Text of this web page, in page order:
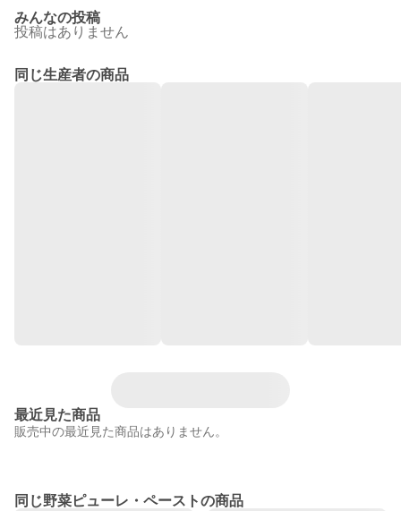
みんなの投稿
投稿はありません
同じ生産者の商品
最近見た商品
販売中の最近見た商品はありません。
同じ野菜ピューレ・ペーストの商品